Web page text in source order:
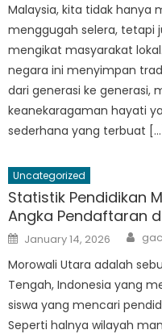
Malaysia, kita tidak hanya
menggugah selera, tetapi
mengikat masyarakat
negara ini menyimpan
dari generasi ke generasi,
keanekaragaman hayati
sederhana yang terbuat
Uncategorized
Statistik Pendidikan
Angka Pendaftaran
Posted
on
January 14, 2026
Morowali Utara adalah
Tengah, Indonesia yang
siswa yang mencari
Seperti halnya wilayah